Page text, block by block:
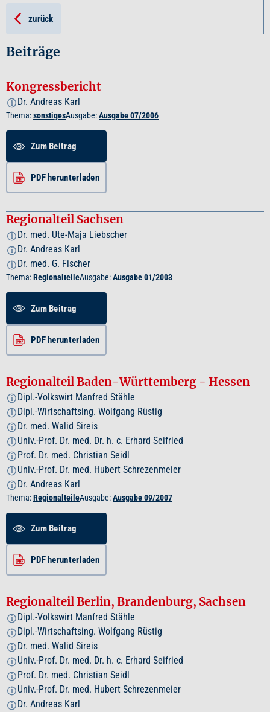
zurück
Beiträge
Kongressbericht
i Dr. Andreas Karl
Thema:sonstigesAusgabe:Ausgabe 07/2006
Zum Beitrag
PDF herunterladen
Regionalteil Sachsen
i Dr. med. Ute-Maja Liebscher
i Dr. Andreas Karl
i Dr. med. G. Fischer
Thema:RegionalteileAusgabe:Ausgabe 01/2003
Zum Beitrag
PDF herunterladen
Regionalteil Baden-Württemberg - Hessen
i Dipl.-Volkswirt Manfred Stähle
i Dipl.-Wirtschaftsing. Wolfgang Rüstig
i Dr. med. Walid Sireis
i Univ.-Prof. Dr. med. Dr. h. c. Erhard Seifried
i Prof. Dr. med. Christian Seidl
i Univ.-Prof. Dr. med. Hubert Schrezenmeier
i Dr. Andreas Karl
Thema:RegionalteileAusgabe:Ausgabe 09/2007
Zum Beitrag
PDF herunterladen
Regionalteil Berlin, Brandenburg, Sachsen
i Dipl.-Volkswirt Manfred Stähle
i Dipl.-Wirtschaftsing. Wolfgang Rüstig
i Dr. med. Walid Sireis
i Univ.-Prof. Dr. med. Dr. h. c. Erhard Seifried
i Prof. Dr. med. Christian Seidl
i Univ.-Prof. Dr. med. Hubert Schrezenmeier
i Dr. Andreas Karl